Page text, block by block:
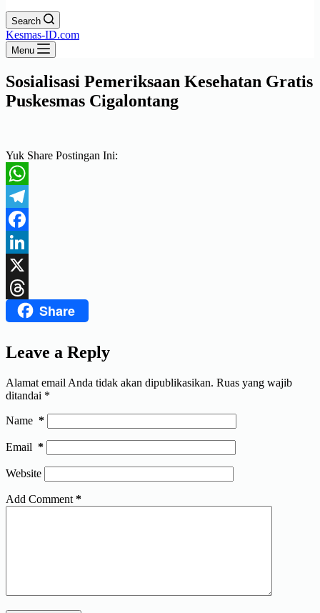
Search
Kesmas-ID.com
Menu
Sosialisasi Pemeriksaan Kesehatan Gratis
Puskesmas Cigalontang
Yuk Share Postingan Ini:
WhatsApp
Telegram
Facebook
LinkedIn
X
ThreadsShare
Leave a Reply
Alamat email Anda tidak akan dipublikasikan. Ruas yang wajib
ditandai *
Name *
Email *
Website
Add Comment *